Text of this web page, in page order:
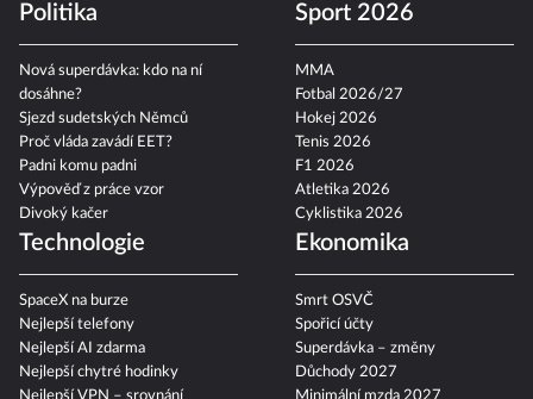
Politika
Nová superdávka: kdo na ní
dosáhne?
Sjezd sudetských Němců
Proč vláda zavádí EET?
Padni komu padni
Výpověď z práce vzor
Divoký kačer
Sport 2026
MMA
Fotbal 2026/27
Hokej 2026
Tenis 2026
F1 2026
Atletika 2026
Cyklistika 2026
Technologie
SpaceX na burze
Nejlepší telefony
Nejlepší AI zdarma
Nejlepší chytré hodinky
Ekonomika
Smrt OSVČ
Spořicí účty
Superdávka – změny
Důchody 2027